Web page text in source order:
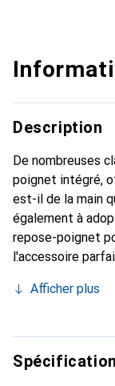
Description
De nombreuses
poignet intégré,
est-il de la main
également à
repose-poignet
l'accessoire
Afficher plus